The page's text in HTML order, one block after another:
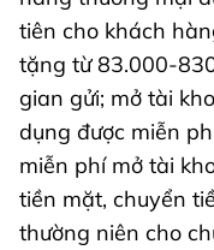
tiên cho khách
tặng từ 83.000-
gian gửi; mở tài
dụng được miễn
miễn phí mở tài
tiền mặt, chuyển
thường niên cho